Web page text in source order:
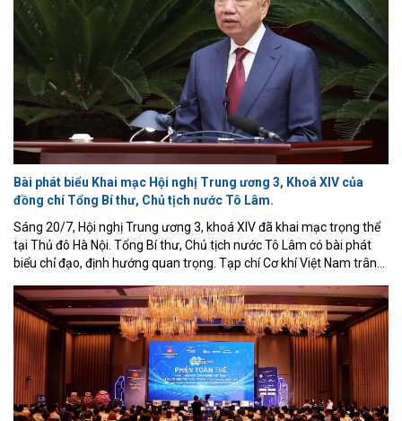
Bài phát biểu Khai mạc Hội nghị Trung ương 3, Khoá XIV của
đồng chí Tổng Bí thư, Chủ tịch nước Tô Lâm.
Sáng 20/7, Hội nghị Trung ương 3, khoá XIV đã khai mạc trọng thể
tại Thủ đô Hà Nội. Tổng Bí thư, Chủ tịch nước Tô Lâm có bài phát
biểu chỉ đạo, định hướng quan trọng. Tạp chí Cơ khí Việt Nam trân
tịch nước.